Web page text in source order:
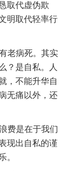
取代虚伪欺
明取代轻率行
老病死。其实
？是自私。人
，不能升华自
无痛以外，还
费是在于我们
现出自私的谨
。